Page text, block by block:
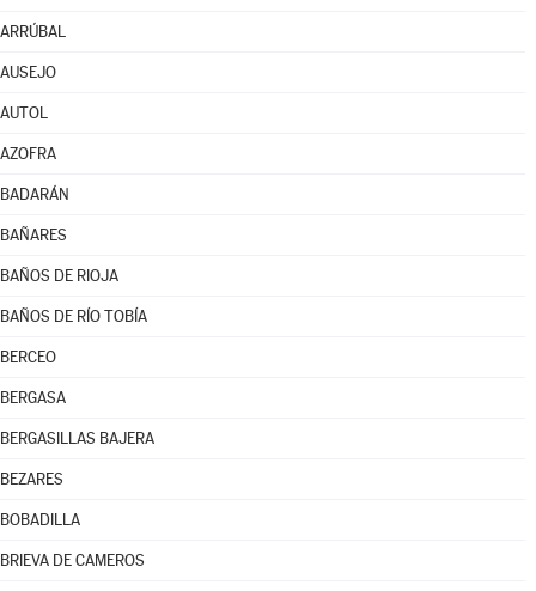
ARRÚBAL
AUSEJO
AUTOL
AZOFRA
BADARÁN
BAÑARES
BAÑOS DE RIOJA
BAÑOS DE RÍO TOBÍA
BERCEO
BERGASA
BERGASILLAS BAJERA
BEZARES
BOBADILLA
BRIEVA DE CAMEROS